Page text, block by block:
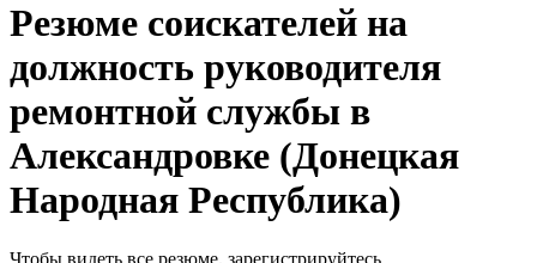
Резюме соискателей на
должность руководителя
ремонтной службы в
Александровке (Донецкая
Народная Республика)
Чтобы видеть все резюме, зарегистрируйтесь